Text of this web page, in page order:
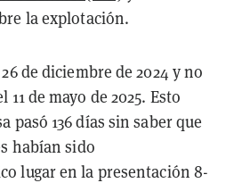
la explotación.
de diciembre de 2024 y no
de mayo de 2025. Esto
pasó 136 días sin saber que
habían sido
lugar en la presentación 8-